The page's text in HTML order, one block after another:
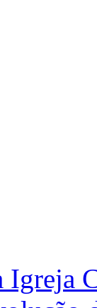
Igreja